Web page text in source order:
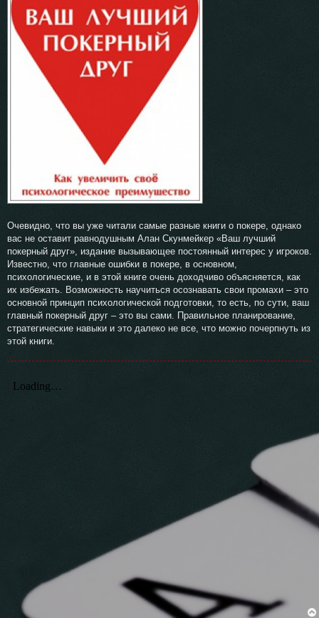
Очевидно, что вы уже читали самые разные книги о покере, однако
вас не оставит равнодушным Алан Скунмейкер «Ваш лучший
покерный друг», издание вызывающее постоянный интерес у игроков.
Известно, что главные ошибки в покере, в основном,
психологические, и в этой книге очень доходчиво объясняется, как
их избежать. Возможность научиться осознавать свои промахи – это
основной принцип психологической подготовки, то есть, по сути, ваш
главный покерный друг – это вы сами. Правильное планирование,
стратегические навыки и это далеко не все, что можно почерпнуть из
этой книги.